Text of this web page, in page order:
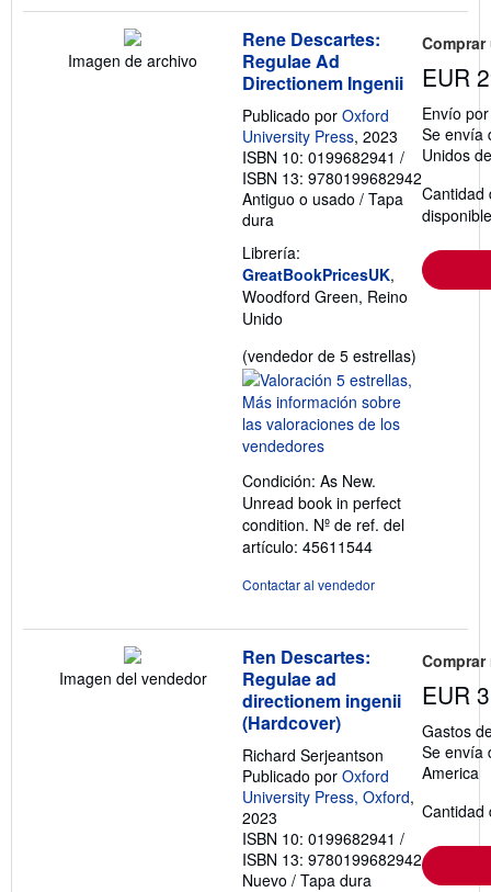
Imagen de archivo
Rene Descartes:
Regulae Ad
Directionem Ingenii
Publicado por Oxford
University Press, 2023
ISBN 10: 0199682941 /
ISBN 13: 9780199682942
Antiguo o usado / Tapa
dura
Librería:
GreatBookPricesUK,
Woodford Green, Reino
Unido
(vendedor de 5 estrellas)
Condición: As New.
Unread book in perfect
condition. Nº de ref. del
artículo: 45611544
Contactar al vendedor
EUR
Envío
Se envía
Unidos
Cantidad
Imagen del vendedor
Ren Descartes:
Regulae ad
directionem ingenii
(Hardcover)
Richard Serjeantson
Publicado por Oxford
University Press, Oxford,
2023
ISBN 10: 0199682941 /
ISBN 13: 9780199682942
Nuevo / Tapa dura
EUR
Gastos
Se envía
America
Cantidad